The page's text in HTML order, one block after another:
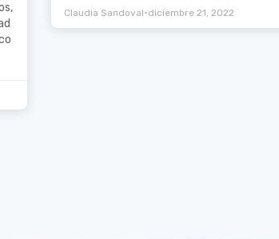
Claudia Sandoval•diciembre 21, 2022